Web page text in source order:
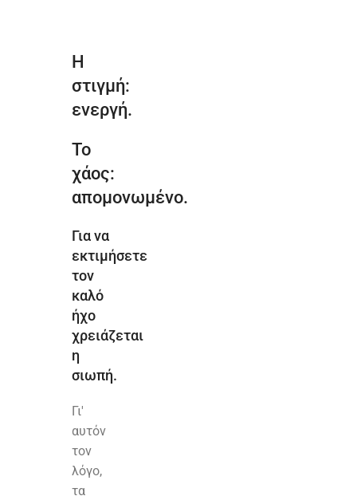
Η
στιγμή:
ενεργή.
Το
χάος:
απομονωμένο.
Για να
εκτιμήσετε
τον
καλό
ήχο
χρειάζεται
η
σιωπή.
Γι'
αυτόν
τον
λόγο,
τα